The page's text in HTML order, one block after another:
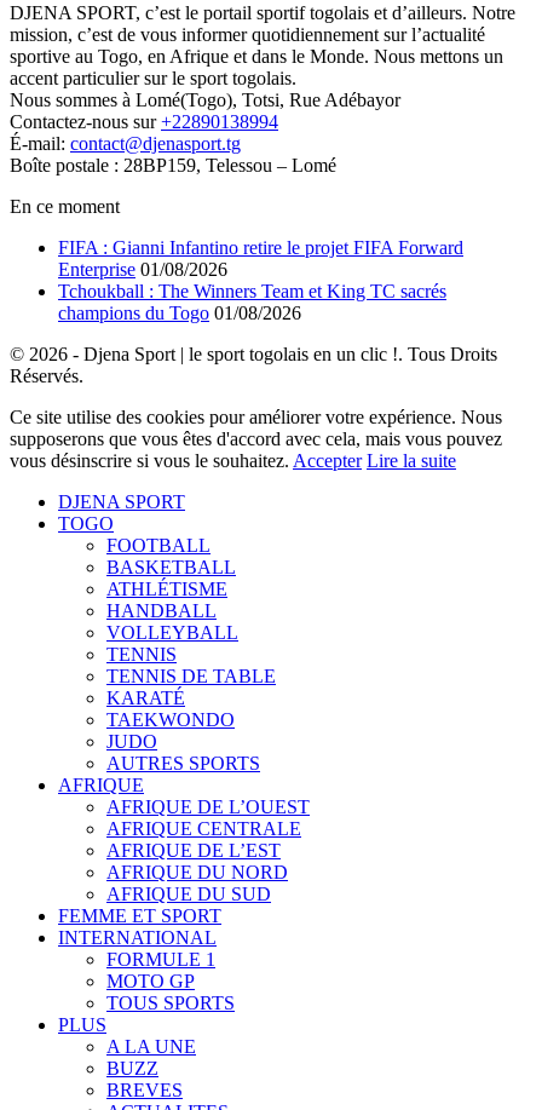
DJENA SPORT, c’est le portail sportif togolais et d’ailleurs. Notre
mission, c’est de vous informer quotidiennement sur l’actualité
sportive au Togo, en Afrique et dans le Monde. Nous mettons un
accent particulier sur le sport togolais.
Nous sommes à Lomé(Togo), Totsi, Rue Adébayor
Contactez-nous sur+22890138994
É-mail: contact@djenasport.tg
Boîte postale : 28BP159, Telessou – Lomé
En ce moment
FIFA : Gianni Infantino retire le projet FIFA Forward
Enterprise 01/08/2026
Tchoukball : The Winners Team et King TC sacrés
champions du Togo 01/08/2026
© 2026 - Djena Sport | le sport togolais en un clic !. Tous Droits
Réservés.
Ce site utilise des cookies pour améliorer votre expérience. Nous
supposerons que vous êtes d'accord avec cela, mais vous pouvez
vous désinscrire si vous le souhaitez. Accepter Lire la suite
DJENA SPORT
TOGO
FOOTBALL
BASKETBALL
ATHLÉTISME
HANDBALL
VOLLEYBALL
TENNIS
TENNIS DE TABLE
KARATÉ
TAEKWONDO
JUDO
AUTRES SPORTS
AFRIQUE
AFRIQUE DE L’OUEST
AFRIQUE CENTRALE
AFRIQUE DE L’EST
AFRIQUE DU NORD
AFRIQUE DU SUD
FEMME ET SPORT
INTERNATIONAL
FORMULE 1
MOTO GP
TOUS SPORTS
PLUS
A LA UNE
BUZZ
BREVES